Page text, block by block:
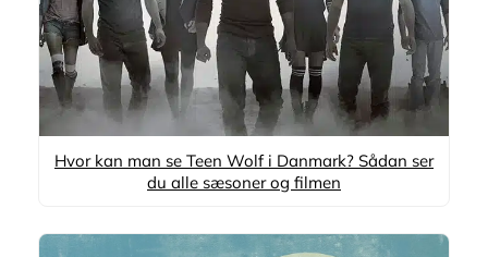
Hvor kan man se Teen Wolf i Danmark? Sådan ser
du alle sæsoner og filmen